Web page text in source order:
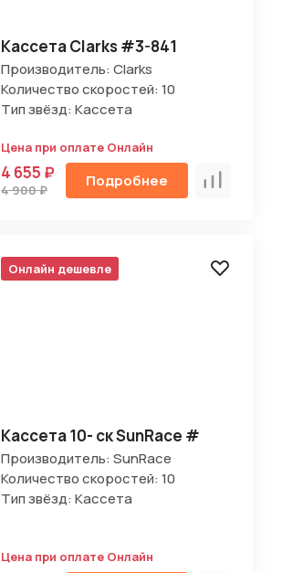
Кассета Clarks #3-841
Производитель: Clarks
Количество скоростей: 10
Тип звёзд: Кассета
Цена при оплате Онлайн
4 655 ₽
4 900 ₽ Подробнее Сравнить
Онлайн дешевле
Кассета 10- ск SunRace #
Производитель: SunRace
Количество скоростей: 10
Тип звёзд: Кассета
Цена при оплате Онлайн